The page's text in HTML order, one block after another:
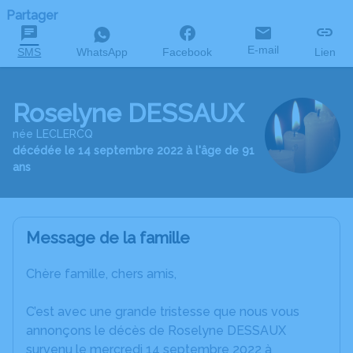
Partager
SMS WhatsApp Facebook E-mail Lien
Roselyne DESSAUX
née LECLERCQ
décédée le 14 septembre 2022 à l'âge de 91
ans
Message de la famille
Chère famille, chers amis,
C’est avec une grande tristesse que nous vous
annonçons le décès de Roselyne DESSAUX
survenu le mercredi 14 septembre 2022 à